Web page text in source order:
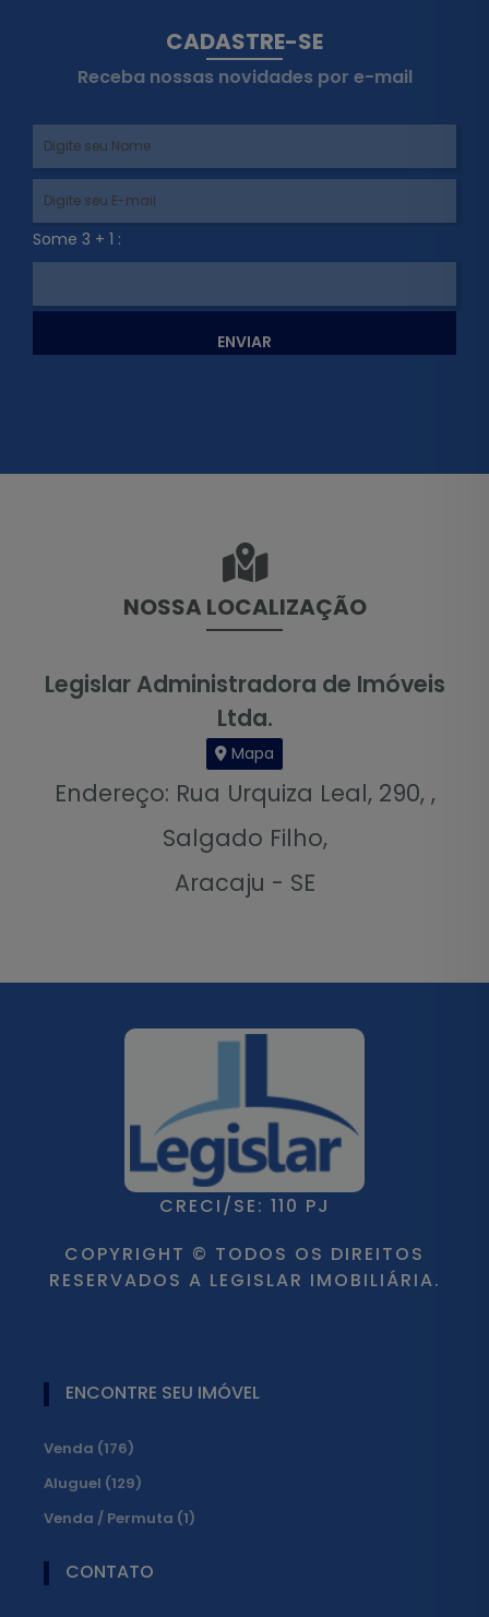
CADASTRE-SE
Receba nossas novidades por e-mail
Some 3 + 1 :
ENVIAR
NOSSA LOCALIZAÇÃO
Legislar Administradora de Imóveis
Ltda.
Mapa
Endereço: Rua Urquiza Leal, 290, ,
Salgado Filho,
Aracaju - SE
CRECI/SE: 110 PJ
COPYRIGHT © TODOS OS DIREITOS
RESERVADOS A LEGISLAR IMOBILIÁRIA.
ENCONTRE SEU IMÓVEL
Venda (176)
Aluguel (129)
Venda / Permuta (1)
CONTATO